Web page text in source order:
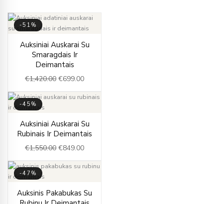
-51%
Auksiniai Auskarai Su
Smaragdais Ir
Deimantais
€1,420.00
price
was:
€1,420.00.
€699.00
price
-45%
Auksiniai Auskarai Su
Rubinais Ir Deimantais
€1,550.00
price
was:
€1,550.00.
€849.00
price
is:
€849.00.
-47%
Auksinis Pakabukas Su
price
price